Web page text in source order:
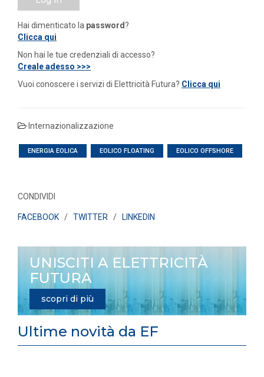
Hai dimenticato la password?
Clicca qui
Non hai le tue credenziali di accesso?
Creale adesso >>>
Vuoi conoscere i servizi di Elettricità Futura? Clicca qui
Internazionalizzazione
ENERGIA EOLICA EOLICO FLOATING EOLICO OFFSHORE
CONDIVIDI
FACEBOOK/ TWITTER / LINKEDIN
UNISCITI A ELETTRICITÀ
FUTURA
scopri di più
Ultime novità da EF